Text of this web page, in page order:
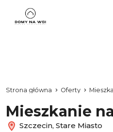
Strona główna Oferty
Mieszkanie
Szczecin, Stare Miasto